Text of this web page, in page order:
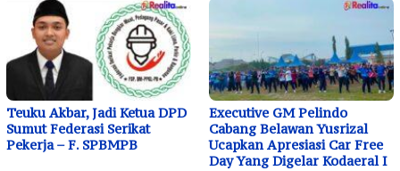
Teuku Akbar, Jadi Ketua DPD
Sumut Federasi Serikat
Pekerja – F. SPBMPB
Executive GM Pelindo
Cabang Belawan Yusrizal
Ucapkan Apresiasi Car Free
Day Yang Digelar Kodaeral I